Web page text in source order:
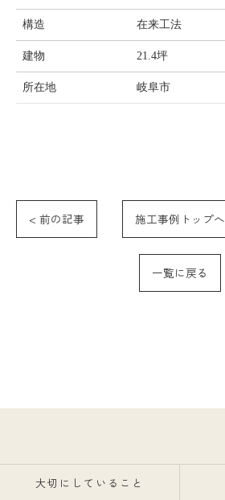
構造 在来工法
建物 21.4坪
所在地 岐阜市
< 前の記事 施工事例トップへ
一覧に戻る
大切にしていること